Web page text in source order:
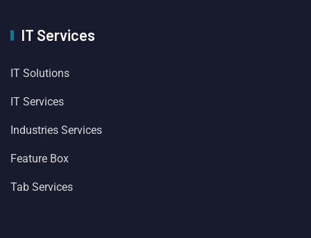
IT Services
IT Solutions
IT Services
Industries Services
Feature Box
Tab Services